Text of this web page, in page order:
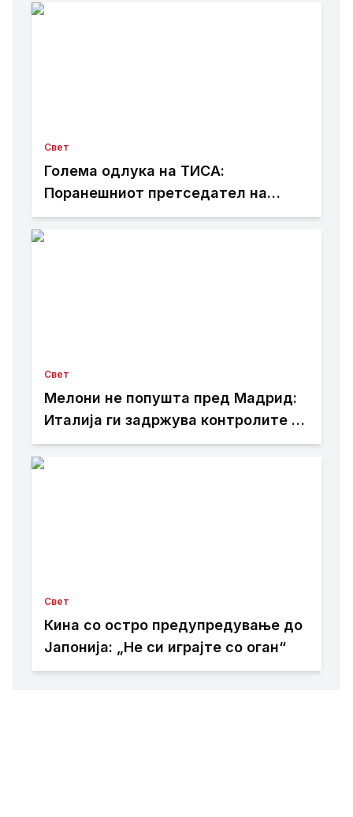
Свет
Голема одлука на ТИСА:
Поранешниот претседател на
Врховниот суд Андраш Бака
Свет
Мелони не попушта пред Мадрид:
Италија ги задржува контролите со
Шпанија
Свет
Кина со остро предупредување до
Јапонија: „Не си играјте со оган“